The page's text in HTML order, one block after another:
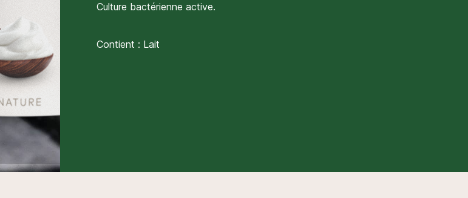
Culture bactérienne active.
Contient : Lait